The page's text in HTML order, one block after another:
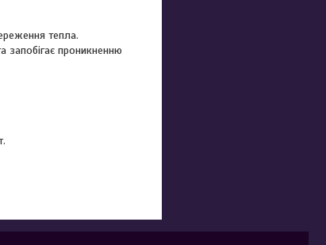
тепла.
запобігає проникненню